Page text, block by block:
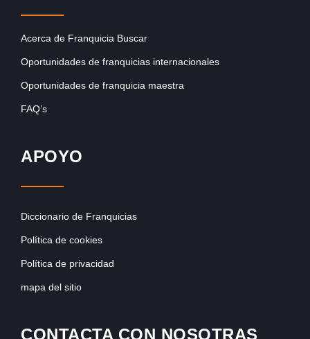
Acerca de Franquicia Buscar
Oportunidades de franquicias internacionales
Oportunidades de franquicia maestra
FAQ’s
APOYO
Diccionario de Franquicias
Política de cookies
Política de privacidad
mapa del sitio
CONTACTA CON NOSOTRAS